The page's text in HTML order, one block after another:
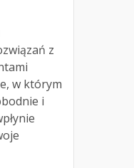
z
w którym
i